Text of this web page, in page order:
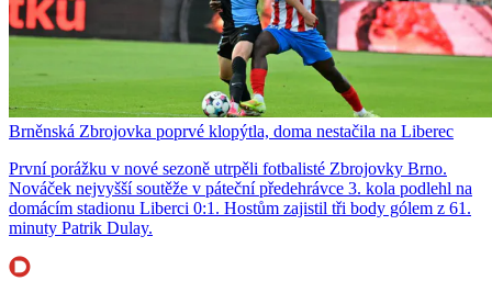
Brněnská Zbrojovka poprvé klopýtla, doma nestačila na Liberec
První porážku v nové sezoně utrpěli fotbalisté Zbrojovky Brno.
Nováček nejvyšší soutěže v páteční předehrávce 3. kola podlehl na
domácím stadionu Liberci 0:1. Hostům zajistil tři body gólem z 61.
minuty Patrik Dulay.